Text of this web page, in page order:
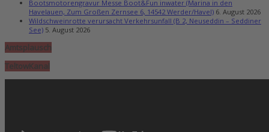
Bootsmotorengravur Messe Boot&Fun inwater (Marina in den
Havelauen, Zum Großen Zernsee 6, 14542 Werder/Havel) 6. August 2026
Wildschweinrotte verursacht Verkehrsunfall (B 2, Neuseddin – Seddiner
See) 5. August 2026
Amtsplausch
TeltowKanal